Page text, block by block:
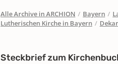
Alle Archive in ARCHION / Bayern /
Lutherischen Kirche in Bayern /
Steckbrief zum